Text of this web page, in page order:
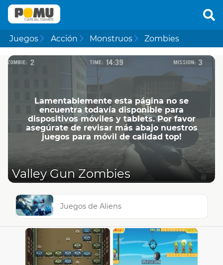
Juegos Acción Monstruos Zombies
Lamentablemente esta página no se
encuentra todavía disponible para
dispositivos móviles y tablets. Por favor
asegúrate de revisar más abajo nuestros
juegos para móvil de calidad top!
Valley Gun Zombies
Juegos de Aliens